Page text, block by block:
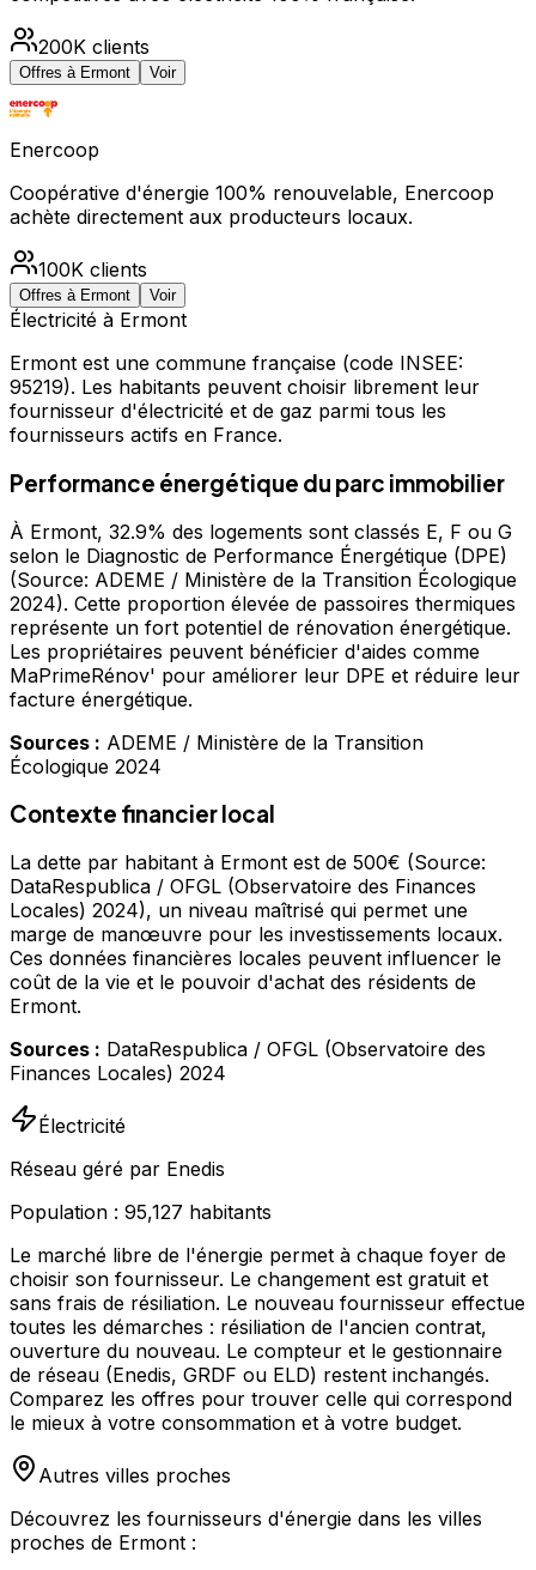
200K clients
Offres à Ermont Voir
Enercoop
Coopérative d'énergie 100% renouvelable, Enercoop
achète directement aux producteurs locaux.
100K clients
Offres à Ermont Voir
Électricité à Ermont
Ermont est une commune française (code INSEE:
95219). Les habitants peuvent choisir librement leur
fournisseur d'électricité et de gaz parmi tous les
fournisseurs actifs en France.
Performance énergétique du parc immobilier
À Ermont, 32.9% des logements sont classés E, F ou G
selon le Diagnostic de Performance Énergétique (DPE)
(Source: ADEME / Ministère de la Transition Écologique
2024). Cette proportion élevée de passoires thermiques
représente un fort potentiel de rénovation énergétique.
Les propriétaires peuvent bénéficier d'aides comme
MaPrimeRénov' pour améliorer leur DPE et réduire leur
facture énergétique.
Sources : ADEME / Ministère de la Transition
Écologique 2024
Contexte financier local
La dette par habitant à Ermont est de 500€ (Source:
DataRespublica / OFGL (Observatoire des Finances
Locales) 2024), un niveau maîtrisé qui permet une
marge de manœuvre pour les investissements locaux.
Ces données financières locales peuvent influencer le
coût de la vie et le pouvoir d'achat des résidents de
Ermont.
Sources : DataRespublica / OFGL (Observatoire des
Finances Locales) 2024
Électricité
Réseau géré par Enedis
Population : 95,127 habitants
Le marché libre de l'énergie permet à chaque foyer de
choisir son fournisseur. Le changement est gratuit et
sans frais de résiliation. Le nouveau fournisseur effectue
toutes les démarches : résiliation de l'ancien contrat,
ouverture du nouveau. Le compteur et le gestionnaire
de réseau (Enedis, GRDF ou ELD) restent inchangés.
Comparez les offres pour trouver celle qui correspond
le mieux à votre consommation et à votre budget.
Autres villes proches
Découvrez les fournisseurs d'énergie dans les villes
proches de Ermont :